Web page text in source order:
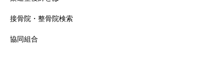
接骨院・整骨院検索
協同組合